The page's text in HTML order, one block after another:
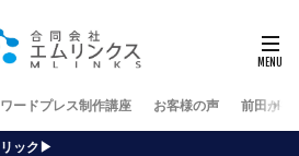
ワードプレス制作講座 お客様の声 前田が行